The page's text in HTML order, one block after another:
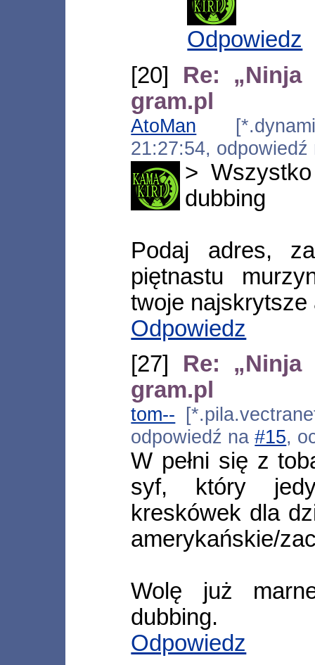
Odpowiedz
[20] Re:
gram.pl
AtoMan
21:27:54,
>
dubbing
Podaj adres,
piętnastu
twoje
Odpowiedz
[27] Re:
gram.pl
tom--
odpowiedź na#15,
W pełni się z
syf, który
kreskówek dla
amerykańskie/
Wolę już
dubbing.
Odpowiedz